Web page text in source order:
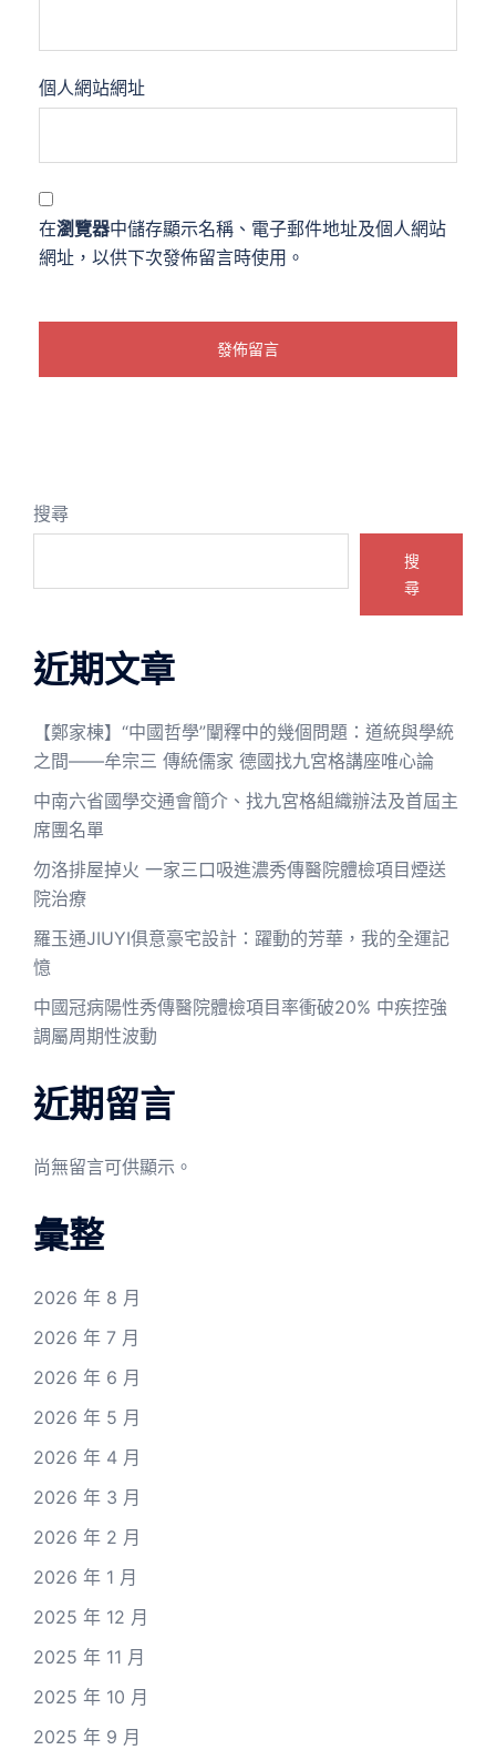
個人網站網址
在瀏覽器中儲存顯示名稱、電子郵件地址及個人網站
網址，以供下次發佈留言時使用。
搜尋
搜
尋
近期文章
【鄭家棟】“中國哲學”闡釋中的幾個問題：道統與學統
之間——牟宗三 傳統儒家 德國找九宮格講座唯心論
中南六省國學交通會簡介、找九宮格組織辦法及首屆主
席團名單
勿洛排屋掉火 一家三口吸進濃秀傳醫院體檢項目煙送
院治療
羅玉通JIUYI俱意豪宅設計：躍動的芳華，我的全運記
憶
中國冠病陽性秀傳醫院體檢項目率衝破20% 中疾控強
調屬周期性波動
近期留言
尚無留言可供顯示。
彙整
2026 年 8 月
2026 年 7 月
2026 年 6 月
2026 年 5 月
2026 年 4 月
2026 年 3 月
2026 年 2 月
2026 年 1 月
2025 年 12 月
2025 年 11 月
2025 年 10 月
2025 年 9 月